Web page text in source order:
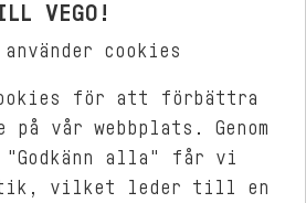
VEGO!
använder cookies
för att förbättra
vår webbplats. Genom
alla" får vi
vilket leder till en